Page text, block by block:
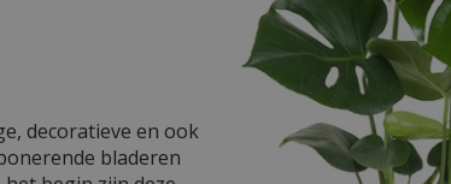
decoratieve en ook
bladeren